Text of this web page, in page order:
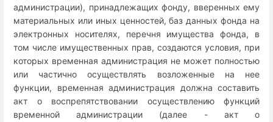
администрации), принадлежащих фонду, вверенных ему
материальных или иных ценностей, баз данных фонда на
электронных носителях, перечня имущества фонда, в
том числе имущественных прав, создаются условия, при
которых временная администрация не может полностью
или частично осуществлять возложенные на нее
функции, временная администрация должна составить
акт о воспрепятствовании осуществлению функций
временной администрации (далее - акт о